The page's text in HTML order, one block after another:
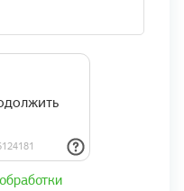
обработки